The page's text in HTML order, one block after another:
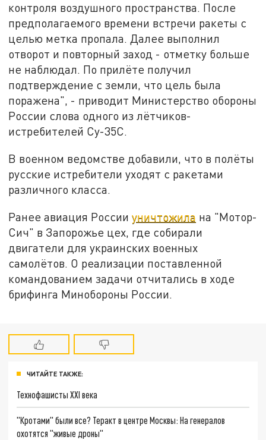
контроля воздушного пространства. После
предполагаемого времени встречи ракеты с
целью метка пропала. Далее выполнил
отворот и повторный заход - отметку больше
не наблюдал. По прилёте получил
подтверждение с земли, что цель была
поражена", - приводит Министерство обороны
России слова одного из лётчиков-
истребителей Су-35С.
В военном ведомстве добавили, что в полёты
русские истребители уходят с ракетами
различного класса.
Ранее авиация Россииуничтожила на "Мотор-
Сич" в Запорожье цех, где собирали
двигатели для украинских военных
самолётов. О реализации поставленной
командованием задачи отчитались в ходе
брифинга Минобороны России.
ЧИТАЙТЕ ТАКЖЕ:
Технофашисты XXI века
"Кротами" были все? Теракт в центре Москвы: На генералов
охотятся "живые дроны"